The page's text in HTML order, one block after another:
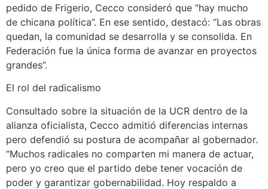
pedido de Frigerio, Cecco consideró que “hay mucho
de chicana política”. En ese sentido, destacó: “Las obras
quedan, la comunidad se desarrolla y se consolida. En
Federación fue la única forma de avanzar en proyectos
grandes”.
El rol del radicalismo
Consultado sobre la situación de la UCR dentro de la
alianza oficialista, Cecco admitió diferencias internas
pero defendió su postura de acompañar al gobernador.
“Muchos radicales no comparten mi manera de actuar,
pero yo creo que el partido debe tener vocación de
poder y garantizar gobernabilidad. Hoy respaldo a